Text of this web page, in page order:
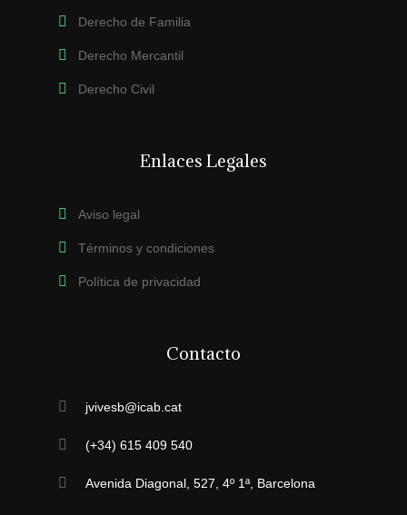
Derecho de Familia
Derecho Mercantil
Derecho Civil
Enlaces Legales
Aviso legal
Términos y condiciones
Política de privacidad
Contacto
jvivesb@icab.cat
(+34) 615 409 540
Avenida Diagonal, 527, 4º 1ª, Barcelona